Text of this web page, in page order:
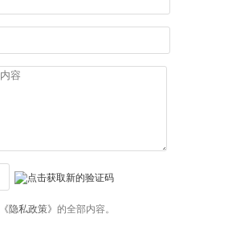
《隐私政策》 的全部内容。